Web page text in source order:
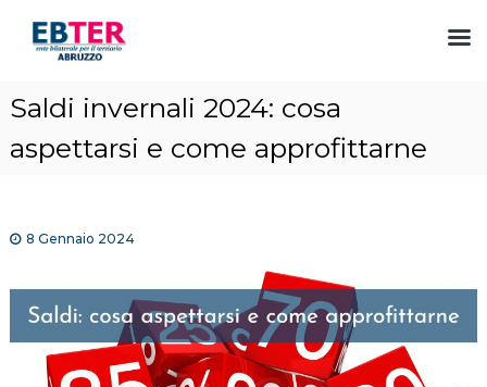
Saldi invernali 2024: cosa
aspettarsi e come approfittarne
8 Gennaio 2024